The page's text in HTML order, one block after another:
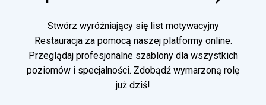
Stwórz wyróżniający się list motywacyjny
Restauracja za pomocą naszej platformy online.
Przeglądaj profesjonalne szablony dla wszystkich
poziomów i specjalności. Zdobądź wymarzoną rolę
już dziś!